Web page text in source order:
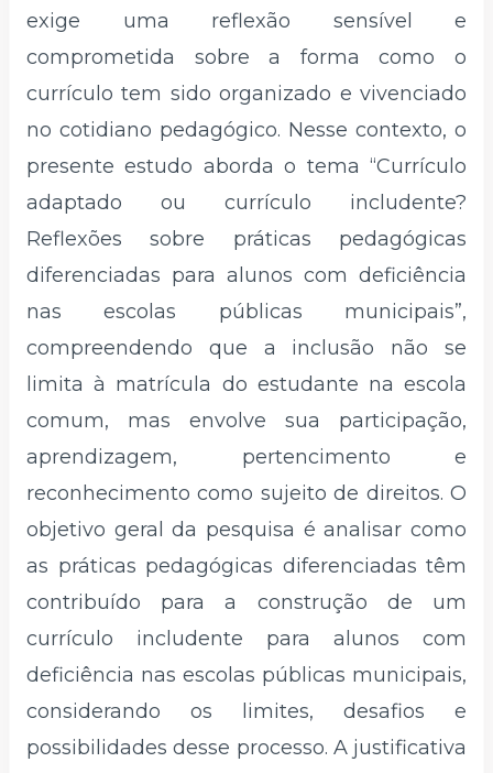
exige uma reflexão sensível e
comprometida sobre a forma como o
currículo tem sido organizado e vivenciado
no cotidiano pedagógico. Nesse contexto, o
presente estudo aborda o tema “Currículo
adaptado ou currículo includente?
Reflexões sobre práticas pedagógicas
diferenciadas para alunos com deficiência
nas escolas públicas municipais”,
compreendendo que a inclusão não se
limita à matrícula do estudante na escola
comum, mas envolve sua participação,
aprendizagem, pertencimento e
reconhecimento como sujeito de direitos. O
objetivo geral da pesquisa é analisar como
as práticas pedagógicas diferenciadas têm
contribuído para a construção de um
currículo includente para alunos com
deficiência nas escolas públicas municipais,
considerando os limites, desafios e
possibilidades desse processo. A justificativa